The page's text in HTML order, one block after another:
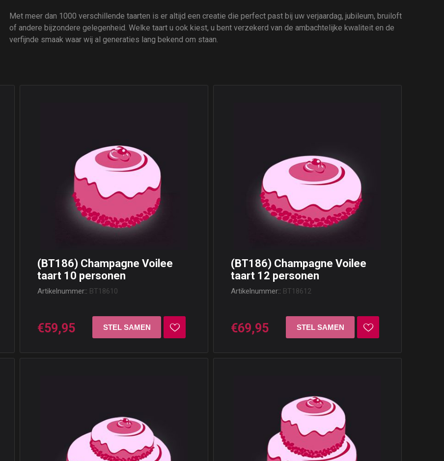
Met meer dan 1000 verschillende taarten is er altijd een creatie die perfect past bij uw verjaardag, jubileum, bruiloft
of andere bijzondere gelegenheid. Welke taart u ook kiest, u bent verzekerd van de ambachtelijke kwaliteit en de
verfijnde smaak waar wij al generaties lang bekend om staan.
(BT186) Champagne Voilee
taart 10 personen
Artikelnummer:: BT18610
€59,95
(BT186) Champagne Voilee
taart 12 personen
Artikelnummer:: BT18612
€69,95